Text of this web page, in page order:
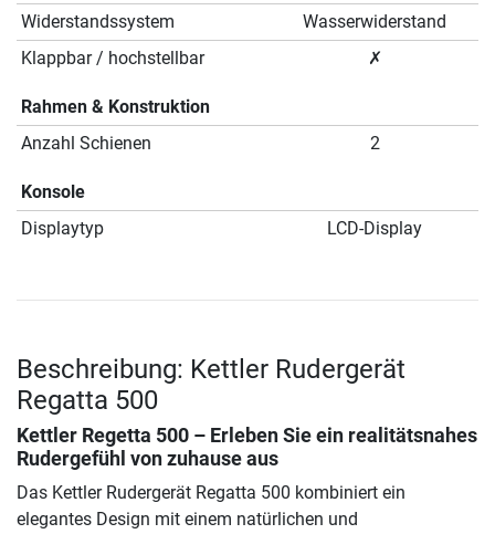
Widerstandssystem
Wasserwiderstand
Klappbar / hochstellbar
✗
Rahmen & Konstruktion
Anzahl Schienen
2
Konsole
Displaytyp
LCD-Display
Beschreibung: Kettler Rudergerät
Regatta 500
Kettler Regetta 500 – Erleben Sie ein realitätsnahes
Rudergefühl von zuhause aus
Das Kettler Rudergerät Regatta 500 kombiniert ein
elegantes Design mit einem natürlichen und